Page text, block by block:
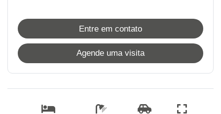
Entre em contato
Agende uma visita